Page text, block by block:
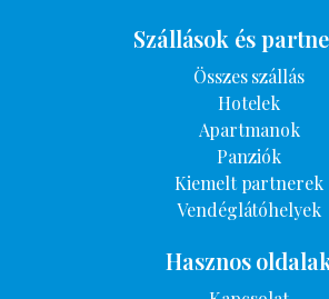
Szállások és
Összes szállás
Hotelek
Apartmanok
Panziók
Kiemelt partnerek
Vendéglátóhelyek
Hasznos